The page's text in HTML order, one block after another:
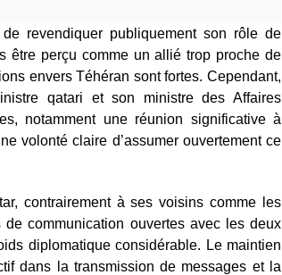
revendiquer publiquement son rôle de
être perçu comme un allié trop proche de
envers Téhéran sont fortes. Cependant,
qatari et son ministre des Affaires
notamment une réunion significative à
volonté claire d’assumer ouvertement ce
contrairement à ses voisins comme les
communication ouvertes avec les deux
diplomatique considérable. Le maintien
dans la transmission de messages et la